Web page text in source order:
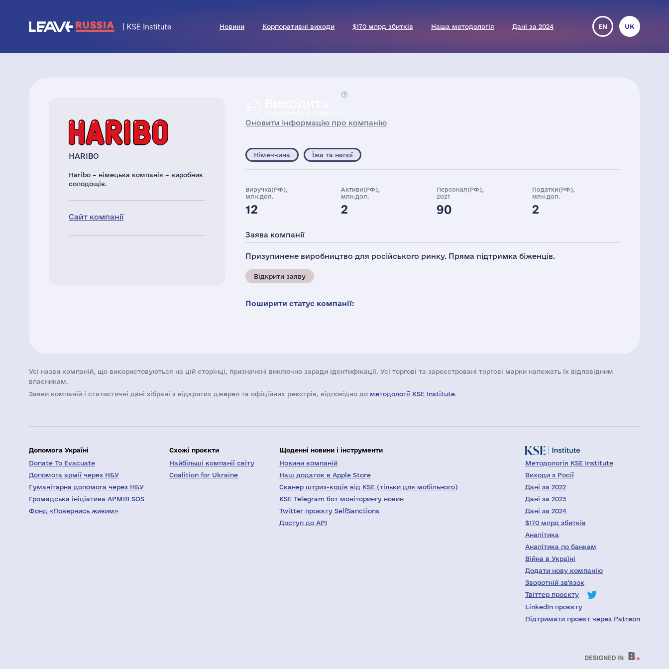
Новини Корпоративні виходи $170 млрд збитків Наша методологія Дані за 2024 EN UK
HARIBO
Haribo – німецька компанія – виробник
солодощів.
Сайт компанії
Оновити інформацію про компанію
Німеччина Їжа та напої
Виручка(РФ),
млн.дол.
12
Активи(РФ),
млн.дол.
2
Персонал(РФ),
2021
90
Податки(РФ),
млн.дол.
2
Заява компанії
Призупинене виробництво для російського ринку. Пряма підтримка біженців.
Відкрити заяву
Поширити статус компанії:
Усі назви компаній, що використовуються на цій сторінці, призначені виключно заради ідентифікації. Усі торгові та зареєстровані торгові марки належать їх відповідним
власникам.
Заяви компаній i статистичні дані зібрані з відкритих джерел та офіційних реєстрів, відповідно до методології KSE Institute.
Допомога Україні
Donate To Evacuate
Допомога армії через НБУ
Гуманітарна допомога через НБУ
Громадська ініціатива АРМІЯ SOS
Фонд «Повернись живим»
Схожі проєкти
Найбільші компанії світу
Coalition for Ukraine
Щоденні новини і інструменти
Новини компаній
Наш додаток в Apple Store
Сканер штрих-кодів від KSE (тільки для мобільного)
KSE Telegram бот моніторингу новин
Twitter проєкту SelfSanctions
Доступ до API
Методологія KSE Institute
Виходи з Росії
Дані за 2022
Дані за 2023
Дані за 2024
$170 млрд збитків
Аналітика
Аналітика по банкам
Війна в Україні
Додати нову компанію
Зворотній зв'язок
Твіттер проєкту
LinkedIn проєкту
Підтримати проект через Patreon